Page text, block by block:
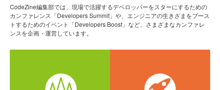
CodeZine編集部では、現場で活躍するデベロッパーをスターにするための
カンファレンス「Developers Summit」や、エンジニアの生きざまをブース
トするためのイベント「Developers Boost」など、さまざまなカンファレ
ンスを企画・運営しています。